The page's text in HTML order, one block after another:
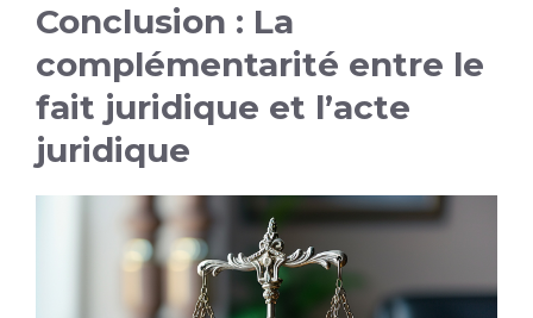
Conclusion : La
complémentarité entre le
fait juridique et l’acte
juridique